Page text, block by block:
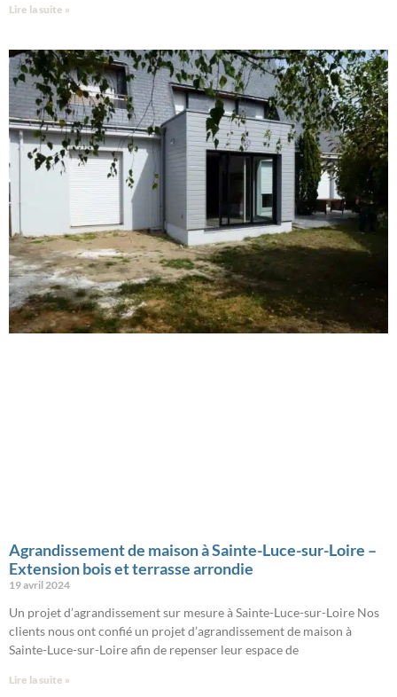
Lire la suite »
Agrandissement de maison à Sainte-Luce-sur-Loire –
Extension bois et terrasse arrondie
19 avril 2024
Un projet d’agrandissement sur mesure à Sainte-Luce-sur-Loire Nos
clients nous ont confié un projet d’agrandissement de maison à
Sainte-Luce-sur-Loire afin de repenser leur espace de
Lire la suite »